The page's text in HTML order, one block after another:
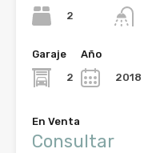
2
Garaje
2
Año
2018
En Venta
Consultar